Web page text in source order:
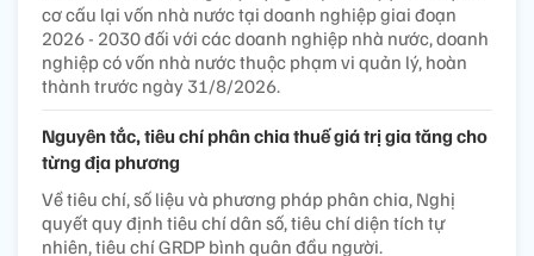
cơ cấu lại vốn nhà nước tại doanh nghiệp giai đoạn
2026 - 2030 đối với các doanh nghiệp nhà nước, doanh
nghiệp có vốn nhà nước thuộc phạm vi quản lý, hoàn
thành trước ngày 31/8/2026.
Nguyên tắc, tiêu chí phân chia thuế giá trị gia tăng cho
từng địa phương
Về tiêu chí, số liệu và phương pháp phân chia, Nghị
quyết quy định tiêu chí dân số, tiêu chí diện tích tự
nhiên, tiêu chí GRDP bình quân đầu người.